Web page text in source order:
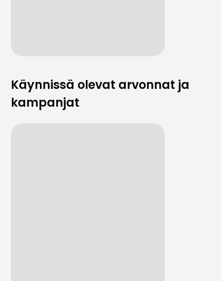
Käynnissä olevat arvonnat ja
kampanjat